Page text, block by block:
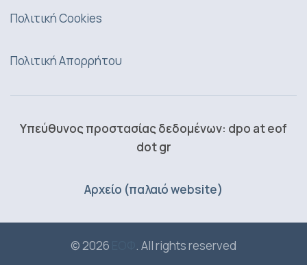
Πολιτική Cookies
Πολιτική Απορρήτου
Υπεύθυνος προστασίας δεδομένων: dpo at eof
dot gr
Αρχείο (παλαιό website)
© 2026 . All rights reserved